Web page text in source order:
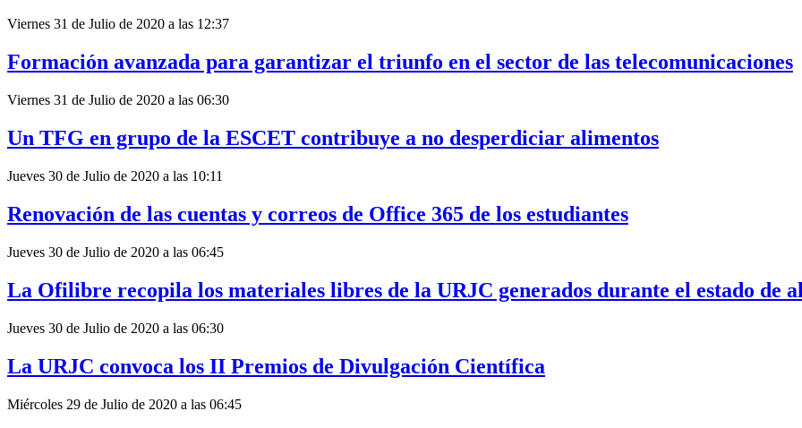
Viernes 31 de Julio de 2020 a las 12:37
Formación avanzada para garantizar el triunfo en el sector de las telecomunicaciones
Viernes 31 de Julio de 2020 a las 06:30
Un TFG en grupo de la ESCET contribuye a no desperdiciar alimentos
Jueves 30 de Julio de 2020 a las 10:11
Renovación de las cuentas y correos de Office 365 de los estudiantes
Jueves 30 de Julio de 2020 a las 06:45
La Ofilibre recopila los materiales libres de la URJC generados durante el estado de
Jueves 30 de Julio de 2020 a las 06:30
La URJC convoca los II Premios de Divulgación Científica
Miércoles 29 de Julio de 2020 a las 06:45